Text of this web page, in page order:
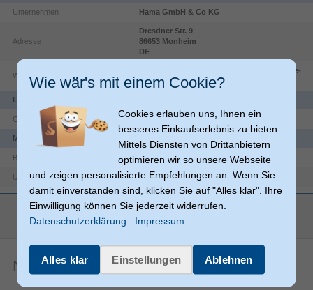
Unternehmen Hama GmbH & Co KG
Adresse
Dresdner Str. 9
86653 Monheim
DE
Website
https://countries.hama.com/legal/corporate-
information
Outputstrom (max.) 3 A
Merkmale
Beschichtung Steckerkontakte Nickel
USB-Version USB 2.0
Kabellänge 3 m
Anschlüsse
Produktfarbe Schwarz
Maximale
mehr anzeigen
Noch keine Artikelbewertungen
Wie wär's mit einem Cookie?
Cookies erlauben uns, Ihnen ein
besseres Einkaufserlebnis zu bieten.
Mittels Diensten von Drittanbietern
optimieren wir so unsere Webseite
und zeigen personalisierte Empfehlungen an. Wenn Sie
damit einverstanden sind, klicken Sie auf "Alles klar". Ihre
Einwilligung können Sie jederzeit widerrufen.
Datenschutzerklärung
Impressum
Alles klar Einstellungen Ablehnen